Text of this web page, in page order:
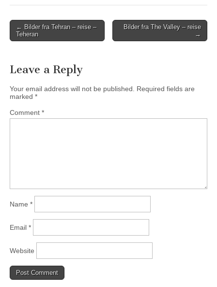
Post
navigation
← Bilder fra Tehran – reise –
Teheran
Bilder fra The Valley – reise
→
Leave a Reply
Your email address will not be published.
Required fields are
marked *
Comment *
Name *
Email *
Website